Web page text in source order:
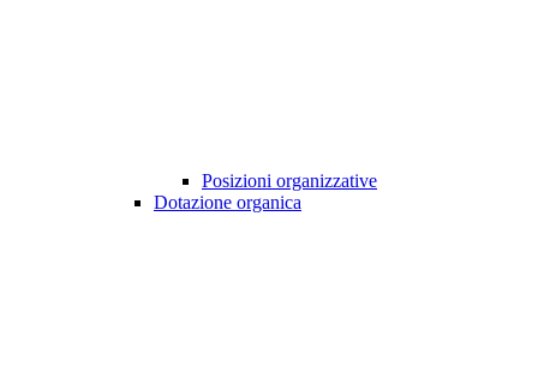
Posizioni organizzative
Dotazione organica